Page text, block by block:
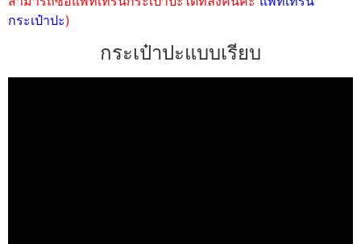
กระเป๋าปะ)
กระเป๋าปะแบบเรียบ